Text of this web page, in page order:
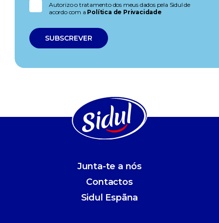
Autorizo o tratamento dos meus dados pela Sidul de
acordo com a Política de Privacidade
Junta-te a nós
Contactos
Sidul Espãna